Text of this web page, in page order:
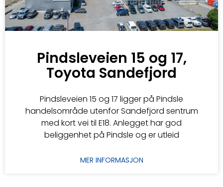
Pindsleveien 15 og 17,
Toyota Sandefjord
Pindsleveien 15 og 17 ligger på Pindsle
handelsområde utenfor Sandefjord sentrum
med kort vei til E18. Anlegget har god
beliggenhet på Pindsle og er utleid
MER INFORMASJON